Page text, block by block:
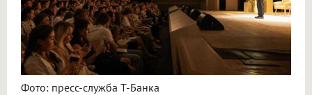
Фото: пресс-служба Т-Банка